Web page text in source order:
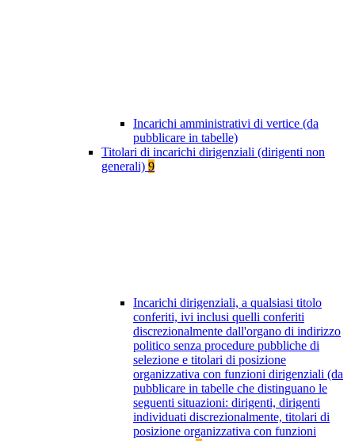
Incarichi amministrativi di vertice (da
pubblicare in tabelle)
Titolari di incarichi dirigenziali (dirigenti non
generali) 9
Incarichi dirigenziali, a qualsiasi titolo
conferiti, ivi inclusi quelli conferiti
discrezionalmente dall'organo di indirizzo
politico senza procedure pubbliche di
selezione e titolari di posizione
organizzativa con funzioni dirigenziali (da
pubblicare in tabelle che distinguano le
seguenti situazioni: dirigenti, dirigenti
individuati discrezionalmente, titolari di
posizione organizzativa con funzioni